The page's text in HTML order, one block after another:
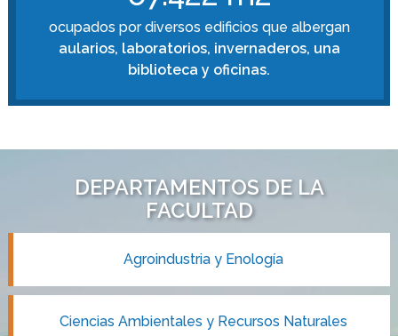
ocupados por diversos edificios que albergan
aularios, laboratorios, invernaderos, una
biblioteca y oficinas.
DEPARTAMENTOS DE LA
FACULTAD
Agroindustria y Enología
Ciencias Ambientales y Recursos Naturales